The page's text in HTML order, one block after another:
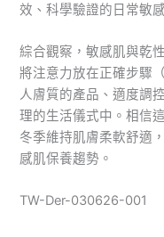
效、科學驗證的日常敏
綜合觀察，敏感肌與乾
將注意力放在正確步驟
人膚質的產品、適度調
理的生活儀式中。相信
冬季維持肌膚柔軟舒適
感肌保養趨勢。
TW-Der-030626-001